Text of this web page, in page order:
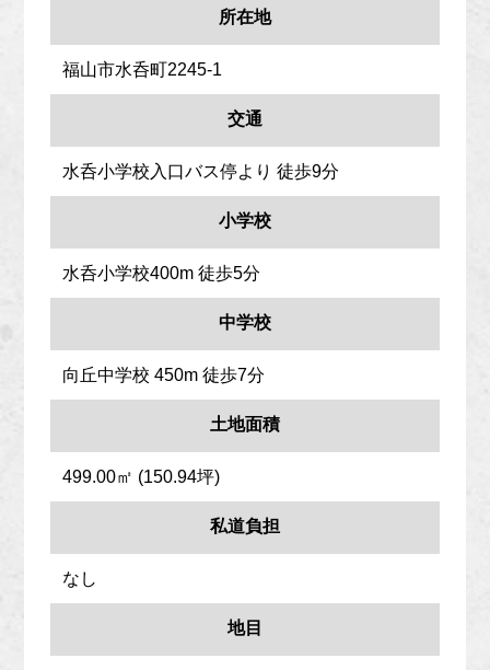
所在地
福山市水呑町2245-1
交通
水呑小学校入口バス停より 徒歩9分
小学校
水呑小学校400m 徒歩5分
中学校
向丘中学校 450m 徒歩7分
土地面積
499.00㎡ (150.94坪)
私道負担
なし
地目